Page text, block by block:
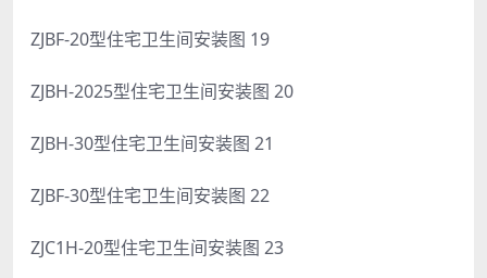
ZJBF-20型住宅卫生间安装图 19
ZJBH-2025型住宅卫生间安装图 20
ZJBH-30型住宅卫生间安装图 21
ZJBF-30型住宅卫生间安装图 22
ZJC1H-20型住宅卫生间安装图 23